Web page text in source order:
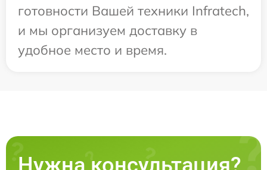
готовности Вашей техники Infratech,
и мы организуем доставку в
удобное место и время.